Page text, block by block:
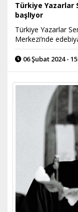
Türkiye Yazarlar
başlIyor
Türkiye Yazarlar
Merkezi’nde
06 Şubat 2024 -